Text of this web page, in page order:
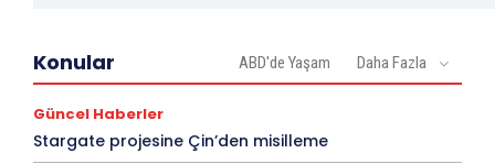
Konular ABD'de Yaşam Daha Fazla
Güncel Haberler
Stargate projesine Çin’den misilleme